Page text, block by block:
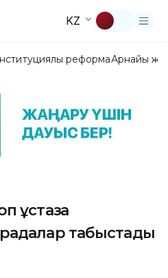
KZ
реформаАрнайы
ұстазға
табыстады